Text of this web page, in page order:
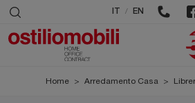
/ EN
Home > Arredamento Casa >